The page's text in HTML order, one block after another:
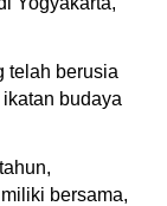
telah berusia
budaya
bersama,